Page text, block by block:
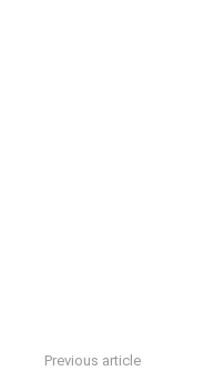
Previous article